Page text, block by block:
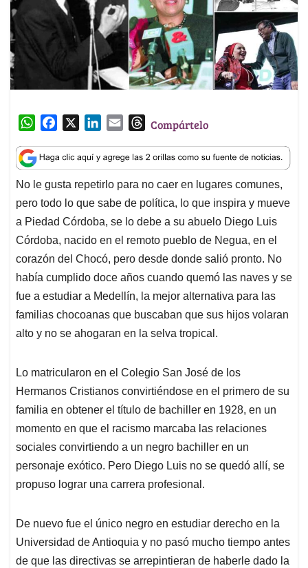
W
a
t
s
A
p
p
c
e
b
o
o
k
n
k
e
d
I
n
a
i
l
T
r
e
a
d
s
Compártelo
No le gusta repetirlo para no caer en lugares comunes,
pero todo lo que sabe de política, lo que inspira y mueve
a Piedad Córdoba, se lo debe a su abuelo Diego Luis
Córdoba, nacido en el remoto pueblo de Negua, en el
corazón del Chocó, pero desde donde salió pronto. No
había cumplido doce años cuando quemó las naves y se
fue a estudiar a Medellín, la mejor alternativa para las
familias chocoanas que buscaban que sus hijos volaran
alto y no se ahogaran en la selva tropical.
Lo matricularon en el Colegio San José de los
Hermanos Cristianos convirtiéndose en el primero de su
familia en obtener el título de bachiller en 1928, en un
momento en que el racismo marcaba las relaciones
sociales convirtiendo a un negro bachiller en un
personaje exótico. Pero Diego Luis no se quedó allí, se
propuso lograr una carrera profesional.
De nuevo fue el único negro en estudiar derecho en la
Universidad de Antioquia y no pasó mucho tiempo antes
de que las directivas se arrepintieran de haberle dado la